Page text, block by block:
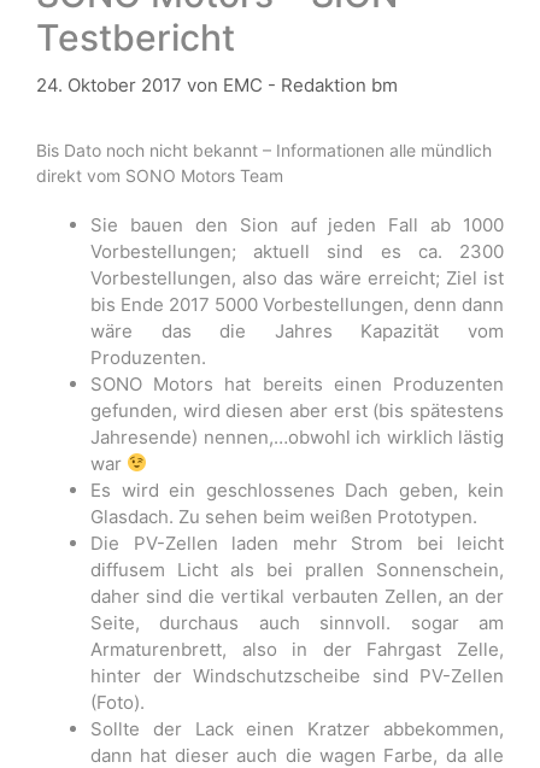
Testbericht
24. Oktober 2017 von EMC - Redaktion bm
Bis Dato noch nicht bekannt – Informationen alle mündlich
direkt vom SONO Motors Team
Sie bauen den Sion auf jeden Fall ab 1000
Vorbestellungen; aktuell sind es ca. 2300
Vorbestellungen, also das wäre erreicht; Ziel ist
bis Ende 2017 5000 Vorbestellungen, denn dann
wäre das die Jahres Kapazität vom
Produzenten.
SONO Motors hat bereits einen Produzenten
gefunden, wird diesen aber erst (bis spätestens
Jahresende) nennen,…obwohl ich wirklich lästig
war
Es wird ein geschlossenes Dach geben, kein
Glasdach. Zu sehen beim weißen Prototypen.
Die PV-Zellen laden mehr Strom bei leicht
diffusem Licht als bei prallen Sonnenschein,
daher sind die vertikal verbauten Zellen, an der
Seite, durchaus auch sinnvoll. sogar am
Armaturenbrett, also in der Fahrgast Zelle,
hinter der Windschutzscheibe sind PV-Zellen
(Foto).
Sollte der Lack einen Kratzer abbekommen,
dann hat dieser auch die wagen Farbe, da alle